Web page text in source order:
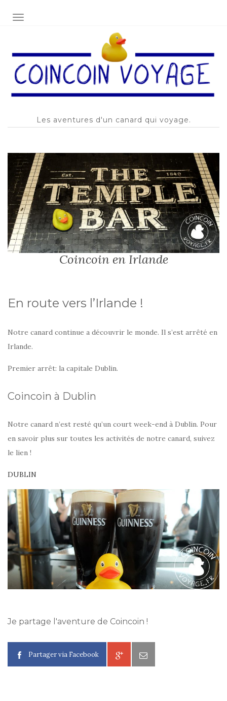
AFFICHER/MASQUER LA NAVIGATION
Les aventures d'un canard qui voyage.
Coincoin en Irlande
En route vers l’Irlande !
Notre canard continue a découvrir le monde. Il s’est arrêté en
Irlande.
Premier arrêt: la capitale Dublin.
Coincoin à Dublin
Notre canard n’est resté qu’un court week-end à Dublin. Pour
en savoir plus sur toutes les activités de notre canard, suivez
le lien !
DUBLIN
Je partage l'aventure de Coincoin !
Partager via Facebook